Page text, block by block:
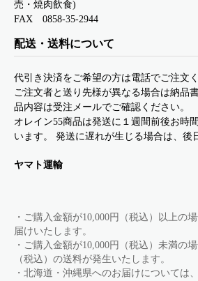
売・焼肉飲食)
FAX 0858-35-2944
配送・送料について
代引き決済をご希望の方は電話でご注文く
ご注文者と送り先様が異なる場合は納品
品内容は受注メールでご確認ください。
オレイン55商品は発送に１週間前後お時
います。 発送に遅れが生じる場合は、後
ヤマト運輸
・ご購入金額が10,000円（税込）以上の
届けいたします。
・ご購入金額が10,000円（税込）未満の
（税込）の送料が発生いたします。
・北海道・沖縄県へのお届けについては